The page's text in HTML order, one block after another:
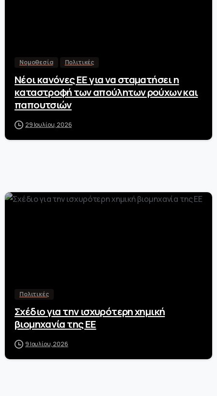
Νομοθεσία Πολιτικές
Νέοι κανόνες ΕΕ για να σταματήσει η
καταστροφή των απούλητων ρούχων και
παπουτσιών
29 Ιουλίου, 2026
Πολιτικές
Σχέδιο για την ισχυρότερη χημική
βιομηχανία της ΕΕ
9 Ιουλίου, 2026